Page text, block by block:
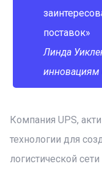
поставок»
Линда
инновациям
Компания UPS,
технологии для
логистической